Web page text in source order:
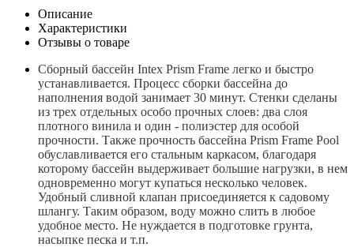
Описание
Характеристики
Отзывы о товаре
Сборный бассейн Intex Prism Frame легко и быстро
устанавливается. Процесс сборки бассейна до
наполнения водой занимает 30 минут. Стенки сделаны
из трех отдельных особо прочных слоев: два слоя
плотного винила и один - полиэстер для особой
прочности. Также прочность бассейна Prism Frame Pool
обуславливается его стальным каркасом, благодаря
которому бассейн выдерживает большие нагрузки, в нем
одновременно могут купаться несколько человек.
Удобный сливной клапан присоединяется к садовому
шлангу. Таким образом, воду можно слить в любое
удобное место. Не нуждается в подготовке грунта,
насыпке песка и т.п.